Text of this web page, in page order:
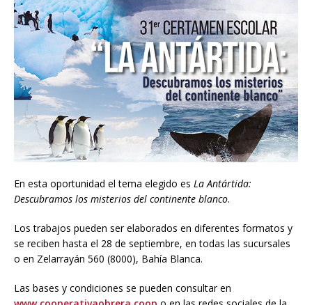
En esta oportunidad el tema elegido es La Antártida:
Descubramos los misterios del continente blanco.
Los trabajos pueden ser elaborados en diferentes formatos y
se reciben hasta el 28 de septiembre, en todas las sucursales
o en Zelarrayán 560 (8000), Bahía Blanca.
Las bases y condiciones se pueden consultar en